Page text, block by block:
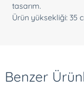
tasarım.
Ürün yüksekliği: 35
Benzer